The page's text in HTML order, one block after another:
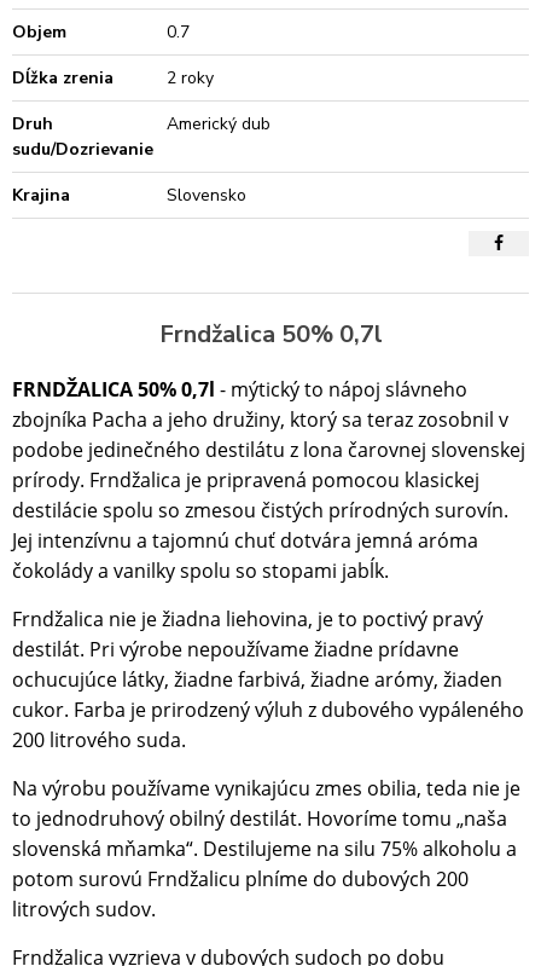
Objem
0.7
Dĺžka zrenia
2 roky
Druh
sudu/Dozrievanie
Americký dub
Krajina Slovensko
Frndžalica 50% 0,7l
FRNDŽALICA 50% 0,7l - mýtický to nápoj slávneho
zbojníka Pacha a jeho družiny, ktorý sa teraz zosobnil v
podobe jedinečného destilátu z lona čarovnej slovenskej
prírody. Frndžalica je pripravená pomocou klasickej
destilácie spolu so zmesou čistých prírodných surovín.
Jej intenzívnu a tajomnú chuť dotvára jemná aróma
čokolády a vanilky spolu so stopami jabĺk.
Frndžalica nie je žiadna liehovina, je to poctivý pravý
destilát. Pri výrobe nepoužívame žiadne prídavne
ochucujúce látky, žiadne farbivá, žiadne arómy, žiaden
cukor. Farba je prirodzený výluh z dubového vypáleného
200 litrového suda.
Na výrobu používame vynikajúcu zmes obilia, teda nie je
to jednodruhový obilný destilát. Hovoríme tomu „naša
slovenská mňamka“. Destilujeme na silu 75% alkoholu a
potom surovú Frndžalicu plníme do dubových 200
litrových sudov.
Frndžalica vyzrieva v dubových sudoch po dobu